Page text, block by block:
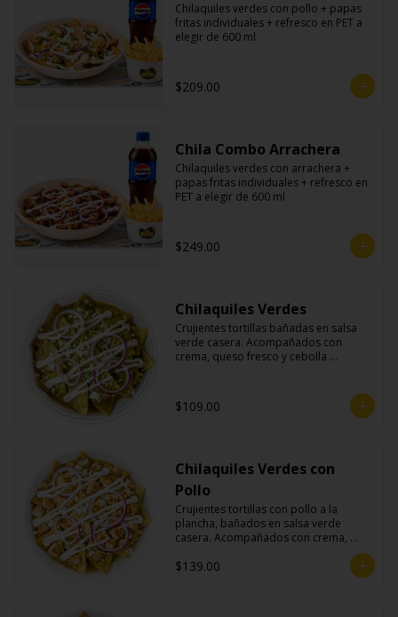
Chilaquiles verdes con pollo + papas
fritas individuales + refresco en PET a
elegir de 600 ml
$209.00
Chila Combo Arrachera
Chilaquiles verdes con arrachera +
papas fritas individuales + refresco en
PET a elegir de 600 ml
$249.00
Chilaquiles Verdes
Crujientes tortillas bañadas en salsa
verde casera. Acompañados con
crema, queso fresco y cebolla
$109.00
Chilaquiles Verdes con
Pollo
Crujientes tortillas con pollo a la
plancha, bañados en salsa verde
casera. Acompañados con crema,
$139.00